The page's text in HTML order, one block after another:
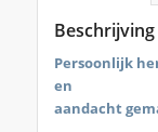
Beschrijving
Persoonlijk
en
aandacht